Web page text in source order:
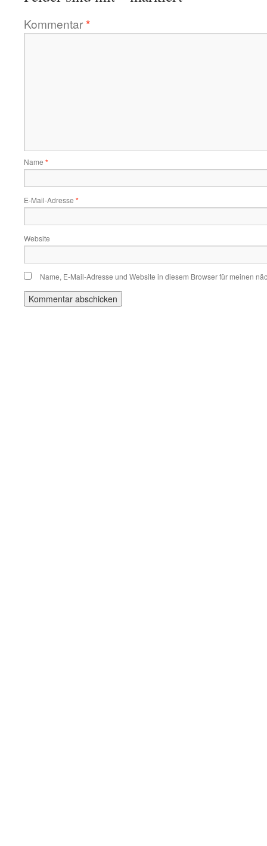
Kommentar*
Name *
E-Mail-Adresse *
Website
Name, E-Mail-Adresse und Website in diesem Browser für meinen